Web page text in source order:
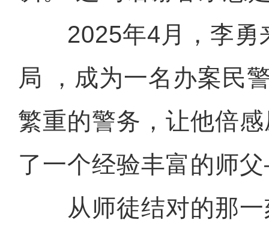
2025年4月，李勇
局 ，成为一名办案民
繁重的警务，让他倍
了一个经验丰富的师
从师徒结对的那一